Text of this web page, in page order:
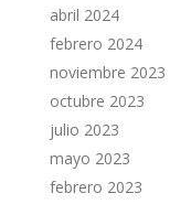
abril 2024
febrero 2024
noviembre 2023
octubre 2023
julio 2023
mayo 2023
febrero 2023